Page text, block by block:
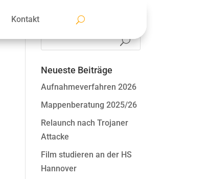
Kontakt
Neueste Beiträge
Aufnahmeverfahren 2026
Mappenberatung 2025/26
Relaunch nach Trojaner
Attacke
Film studieren an der HS
Hannover